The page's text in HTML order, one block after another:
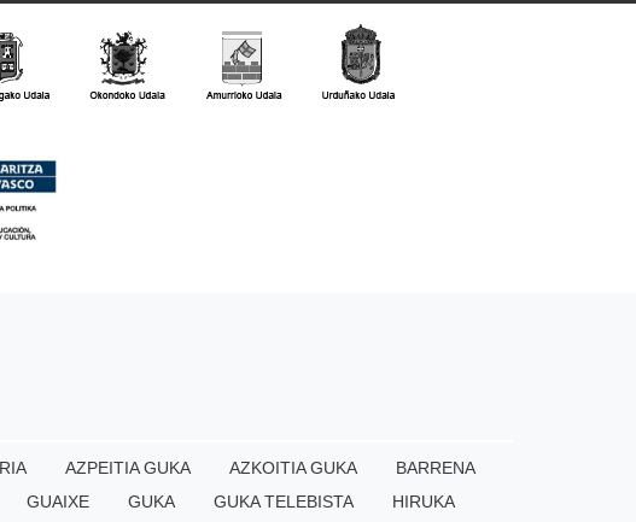
AZPEITIA GUKA AZKOITIA GUKA
BARRENA
GUAIXE GUKA GUKA TELEBISTA HIRUKA